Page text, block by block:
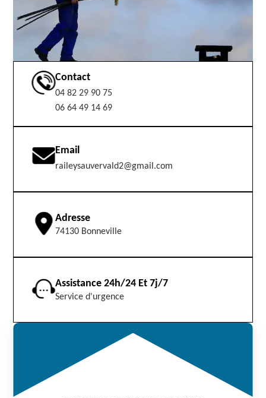
Contact
04 82 29 90 75
06 64 49 14 69
Email
raileysauvervald2@gmail.com
Adresse
74130 Bonneville
Assistance 24h/24 Et 7j/7
Service d'urgence